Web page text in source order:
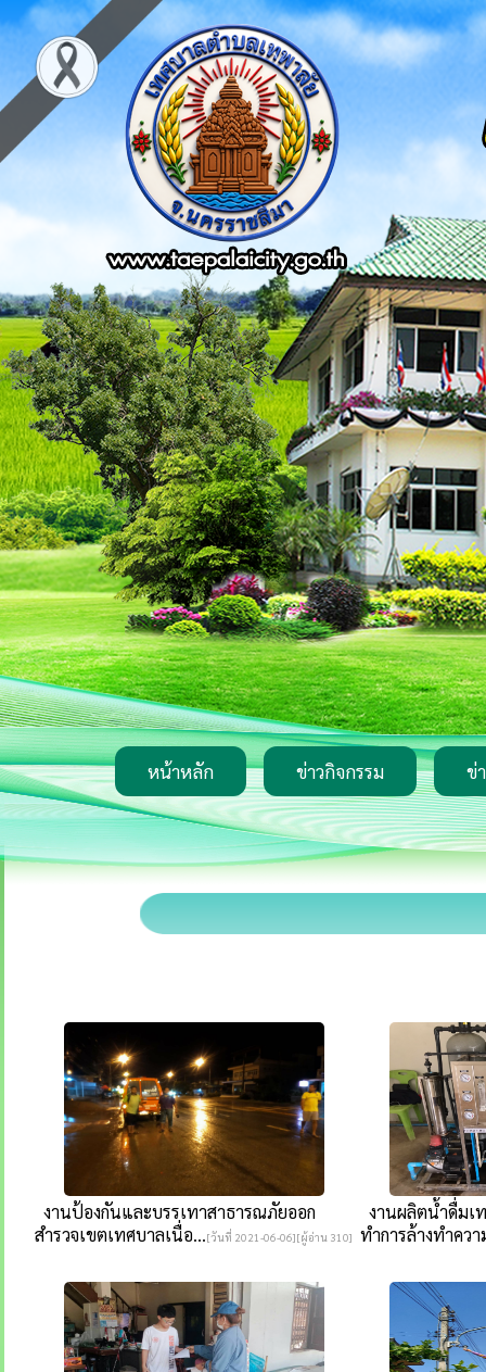
หน้าหลัก ข่าวกิจกรรม ข่
งานป้องกันและบรรเทาสาธารณภัยออก
สำรวจเขตเทศบาลเนื่อ...[วันที่ 2021-06-06][ผู้อ่าน 310]
งานผลิตน้ำดื่มเ
ทำการล้างทำควา